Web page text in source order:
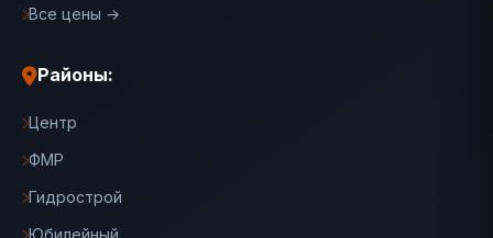
Все цены →
Районы:
Центр
ФМР
Гидрострой
Юбилейный